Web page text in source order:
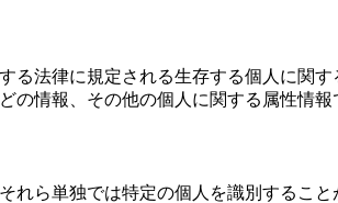
る法律に規定される生存する個人に関
の情報、その他の個人に関する属性情報
れら単独では特定の個人を識別するこ